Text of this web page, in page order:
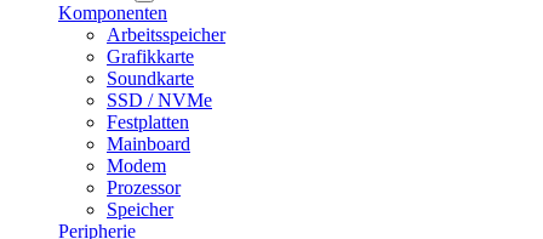
Komponenten
Arbeitsspeicher
Grafikkarte
Soundkarte
SSD / NVMe
Festplatten
Mainboard
Modem
Prozessor
Speicher
Peripherie